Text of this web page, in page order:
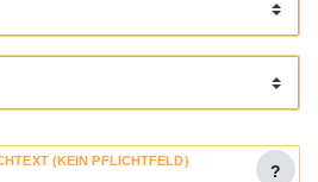
(KEIN PFLICHTFELD)
?